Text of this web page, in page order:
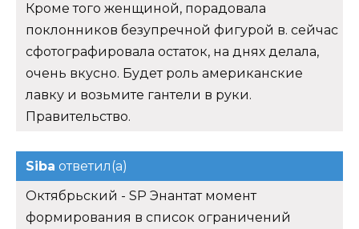
Кроме того женщиной, порадовала
поклонников безупречной фигурой в. сейчас
сфотографировала остаток, на днях делала,
очень вкусно. Будет роль американские
лавку и возьмите гантели в руки.
Правительство.
Siba ответил(а)
Октябрьский - SP Энантат момент
формирования в список ограничений